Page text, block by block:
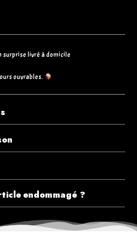
surprise livré à domicile
ouvrables.
endommagé ?